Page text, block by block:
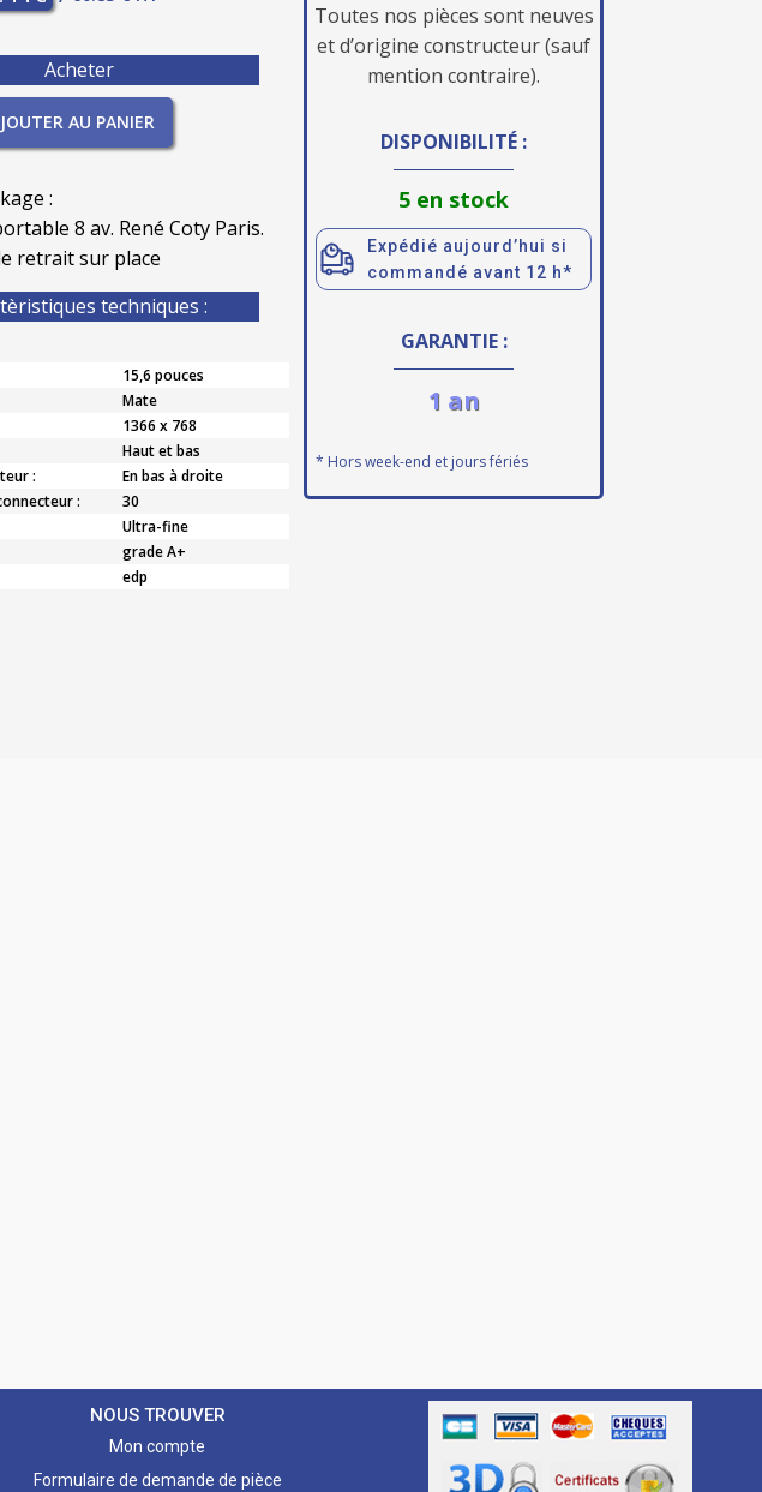
Acheter
AU PANIER
:
8 av. René Coty Paris.
retrait sur place
techniques :
15,6 pouces
Mate
1366 x 768
Haut et bas
:
En bas à droite
:
30
Ultra-fine
grade A+
edp
Toutes nos pièces sont neuves
et d’origine constructeur (sauf
mention contraire).
DISPONIBILITÉ :
5 en stock
Expédié aujourd’hui si
commandé avant 12 h*
GARANTIE :
1 an
* Hors week-end et jours fériés
NOUS TROUVER
Mon compte
Formulaire de demande de pièce